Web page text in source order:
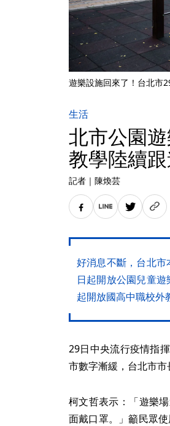
遊樂設施回來了！台北市
生活
北市公園
教學陸續
記者 ｜ 陳煥芸
好消息不斷，台北
日起開放公園兒童
起開放國高中職校外
29日中央流行疫情指
市數字漸緩，台北市市
柯文哲表示：「遊樂
面戴口罩。」籲民眾